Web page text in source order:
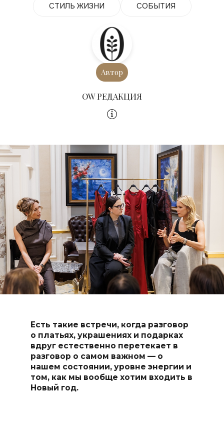
СТИЛЬ ЖИЗНИ СОБЫТИЯ
Автор
OW РЕДАКЦИЯ
Есть такие встречи, когда разговор
о платьях, украшениях и подарках
вдруг естественно перетекает в
разговор о самом важном — о
нашем состоянии, уровне энергии и
том, как мы вообще хотим входить в
Новый год.